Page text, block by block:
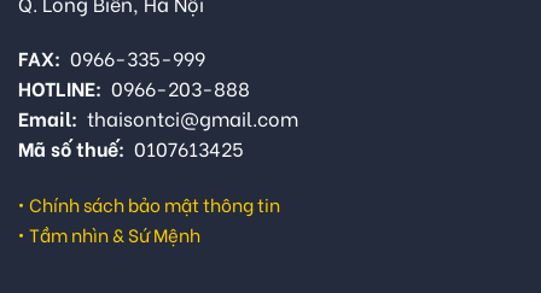
FAX: 0966-335-999
HOTLINE: 0966-203-888
Email: thaisontci@gmail.com
Mã số thuế: 0107613425
• Chính sách bảo mật thông tin
• Tầm nhìn & Sứ Mệnh